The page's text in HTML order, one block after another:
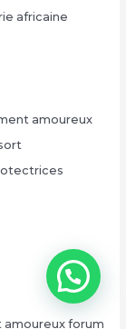
africaine
amoureux
forum